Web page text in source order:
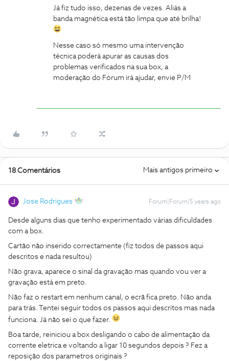
Já fiz tudo isso, dezenas de vezes. Aliás a
banda magnética está tão limpa que até brilha!
Nesse caso só mesmo uma intervenção
técnica poderá apurar as causas dos
problemas verificados na sua box, a
moderação do Fórum irá ajudar, envie P/M
18 Comentários Mais antigos primeiro
Jose Rodrigues Forum|Forum|5 years ago
Desde alguns dias que tenho experimentado várias dificuldades
com a box.
Cartão não inserido correctamente (fiz todos de passos aqui
descritos e nada resultou)
Não grava, aparece o sinal da gravação mas quando vou ver a
gravação está em preto.
Não faz o restart em nenhum canal, o ecrã fica preto. Não anda
para trás. Tentei seguir todos os passos aqui descritos mas nada
funciona. Já não sei o que fazer.
Boa tarde, reiniciou a box desligando o cabo de alimentação da
corrente eletrica e voltando a ligar 10 segundos depois ? Fez a
reposição dos parametros originais ?